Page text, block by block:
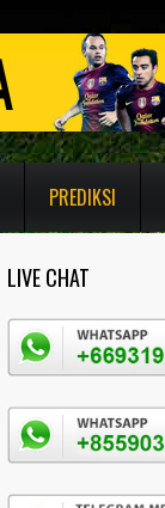
PREDIKSI
LIVE CHAT